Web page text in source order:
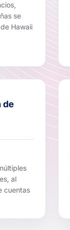
se
Hawaii
de
al
cuentas